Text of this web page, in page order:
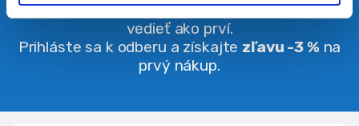
Buďte vždy v obraze. O zľavách budete
vedieť ako prví.
Prihláste sa k odberu a získajte zľavu -3 % na
prvý nákup.